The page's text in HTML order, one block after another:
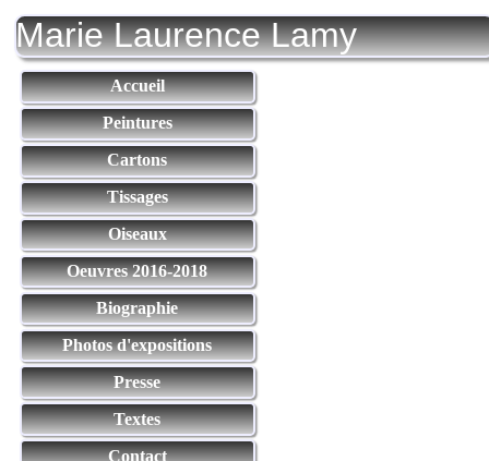
Marie Laurence Lamy
Accueil
Peintures
Cartons
Tissages
Oiseaux
Oeuvres 2016-2018
Biographie
Photos d'expositions
Presse
Textes
Contact